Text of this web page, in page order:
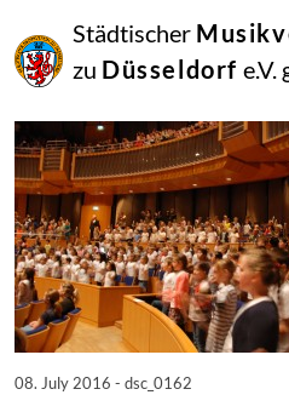
Städtischer
zu Düsseldorf e.V.
Juli
2016
Netkotec
08. July 2016 - dsc_0162